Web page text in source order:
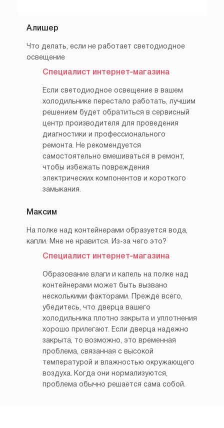
Алишер
Что делать, если не работает светодиодное
освещение
Специалист интернет-магазина
Если светодиодное освещение в вашем
холодильнике перестало работать, лучшим
решением будет обратиться в сервисный
центр производителя для проведения
диагностики и профессионального
ремонта. Не рекомендуется
самостоятельно вмешиваться в ремонт,
чтобы избежать повреждения
электрических компонентов и короткого
замыкания.
Максим
На полке над контейнерами образуется вода,
капли. Мне не нравится. Из-за чего это?
Специалист интернет-магазина
Образование влаги и капель на полке над
контейнерами может быть вызвано
несколькими факторами. Прежде всего,
убедитесь, что дверца вашего
холодильника плотно закрыта и уплотнения
хорошо прилегают. Если дверца надежно
закрыта, то возможно, это временная
проблема, связанная с высокой
температурой и влажностью окружающего
воздуха. Когда они нормализуются,
проблема обычно решается сама собой.